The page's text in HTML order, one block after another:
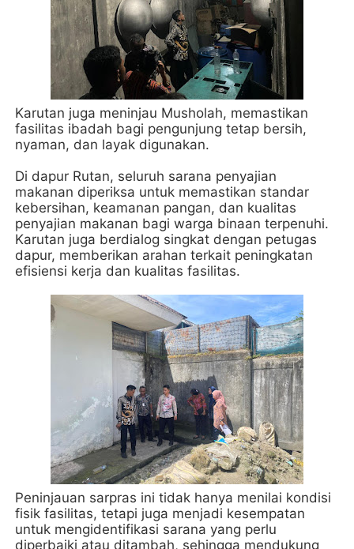
Karutan juga meninjau Musholah, memastikan
fasilitas ibadah bagi pengunjung tetap bersih,
nyaman, dan layak digunakan.
Di dapur Rutan, seluruh sarana penyajian
makanan diperiksa untuk memastikan standar
kebersihan, keamanan pangan, dan kualitas
penyajian makanan bagi warga binaan terpenuhi.
Karutan juga berdialog singkat dengan petugas
dapur, memberikan arahan terkait peningkatan
efisiensi kerja dan kualitas fasilitas.
Peninjauan sarpras ini tidak hanya menilai kondisi
fisik fasilitas, tetapi juga menjadi kesempatan
untuk mengidentifikasi sarana yang perlu
diperbaiki atau ditambah, sehingga mendukung